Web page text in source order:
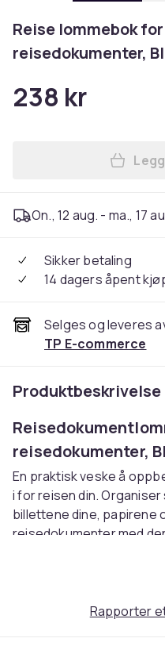
Reise lommebok
reisedokumenter,
238 kr
On., 12 aug. - ma., 17
Sikker betaling
14 dagers åpent
Selges og leveres
TP E-commerce
Produktbeskrivelse
reisedokumenter,
En praktisk veske å
i for reisen din.
billettene dine, papirene
reisedokumenter med
Rapporter